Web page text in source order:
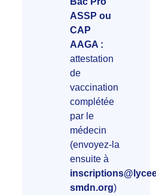
ASSP ou
CAP
AAGA :
attestation
de
vaccination
complétée
par le
médecin
(envoyez-la
ensuite à
smdn.org)